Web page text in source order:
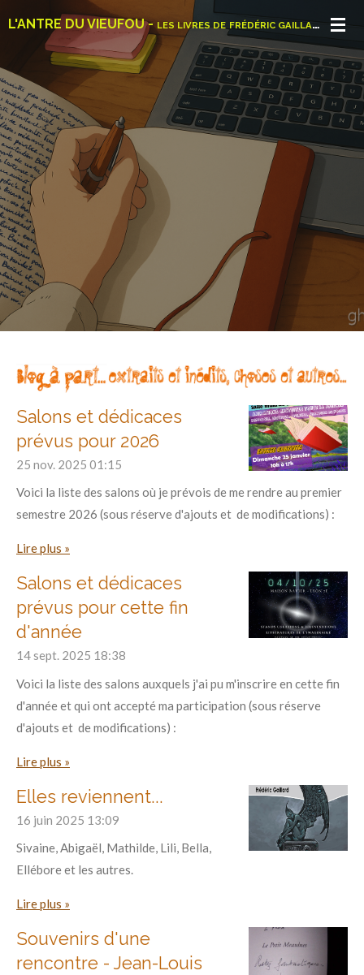
Passer
contenu
principal
L'ANTRE DU VIEUFOU - LES LIVRES DE FRÉDÉRIC GAILLARD
Salons et dédicaces
prévus pour 2026
25 nov. 2025 01:15
Voici la liste des salons où je prévois de me rendre au premier
semestre 2026 (sous réserve d'ajouts et de modifications) :
Lire plus »
Salons et dédicaces
prévus pour cette fin
d'année
14 sept. 2025 18:38
Voici la liste des salons auxquels j'ai pu m'inscrire en cette fin
d'année et qui ont accepté ma participation (sous réserve
d'ajouts et de modifications) :
Lire plus »
Elles reviennent...
16 juin 2025 13:09
Sivaine, Abigaël, Mathilde, Lili, Bella,
Ellébore et les autres.
Lire plus »
Souvenirs d'une
rencontre - Jean-Louis